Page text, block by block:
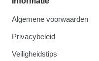
Algemene voorwaarden
Privacybeleid
Veiligheidstips